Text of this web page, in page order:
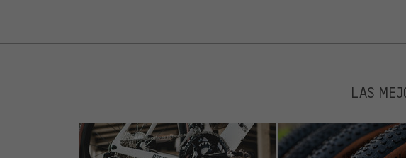
LAS